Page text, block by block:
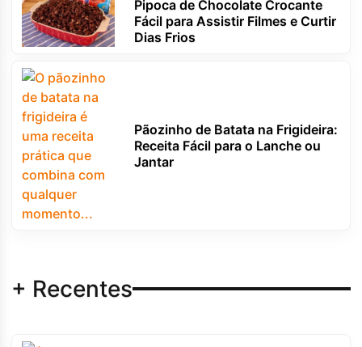
Pipoca de Chocolate Crocante
Fácil para Assistir Filmes e Curtir
Dias Frios
Pãozinho de Batata na Frigideira:
Receita Fácil para o Lanche ou
Jantar
+ Recentes